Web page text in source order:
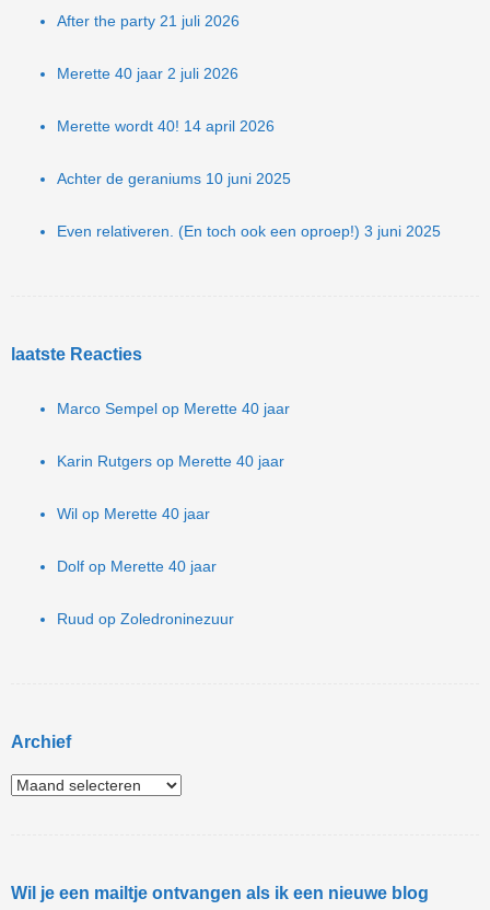
After the party 21 juli 2026
Merette 40 jaar 2 juli 2026
Merette wordt 40! 14 april 2026
Achter de geraniums 10 juni 2025
Even relativeren. (En toch ook een oproep!) 3 juni 2025
laatste Reacties
Marco Sempel op Merette 40 jaar
Karin Rutgers op Merette 40 jaar
Wil op Merette 40 jaar
Dolf op Merette 40 jaar
Ruud op Zoledroninezuur
Archief
Wil je een mailtje ontvangen als ik een nieuwe blog